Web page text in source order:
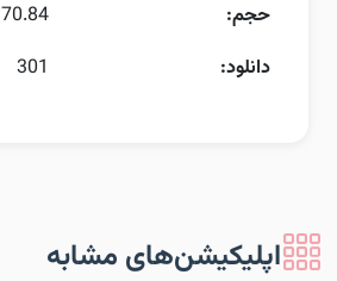
حجم:
70.84 MB
دانلود:
301
اپلیکیشن‌های مشابه